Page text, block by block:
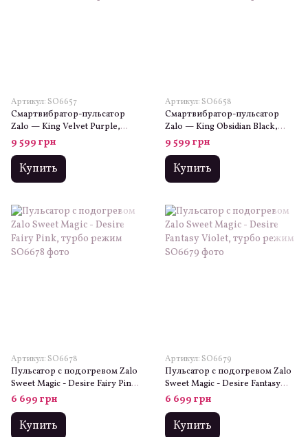
Артикул: SO6657
Смартвибратор-пульсатор
Zalo — King Velvet Purple,
кристалл Swarovski
9 599 грн
Купить
Артикул: SO6658
Смартвибратор-пульсатор
Zalo — King Obsidian Black,
кристалл Swarovski
9 599 грн
Купить
Артикул: SO6678
Пульсатор с подогревом Zalo
Sweet Magic - Desire Fairy Pink,
турбо режим
6 699 грн
Купить
Артикул: SO6679
Пульсатор с подогревом Zalo
Sweet Magic - Desire Fantasy
Violet, турбо режим
6 699 грн
Купить